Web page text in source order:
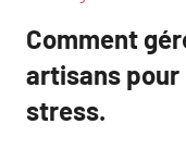
Comment
artisans pour
stress.